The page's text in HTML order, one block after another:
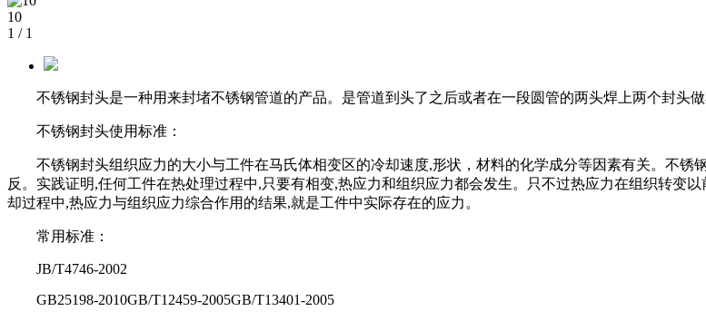
10
1 / 1
不锈钢封头是一种用来封堵不锈钢管道的产品。是管道到头了之后或者在一段圆管的两头焊上两个封头
不锈钢封头使用标准：
不锈钢封头组织应力的大小与工件在马氏体相变区的冷却速度,形状，材料的化学成分等因素有关。不锈
反。实践证明,任何工件在热处理过程中,只要有相变,热应力和组织应力都会发生。只不过热应力在组织转变以
却过程中,热应力与组织应力综合作用的结果,就是工件中实际存在的应力。
常用标准：
JB/T4746-2002
GB25198-2010GB/T12459-2005GB/T13401-2005